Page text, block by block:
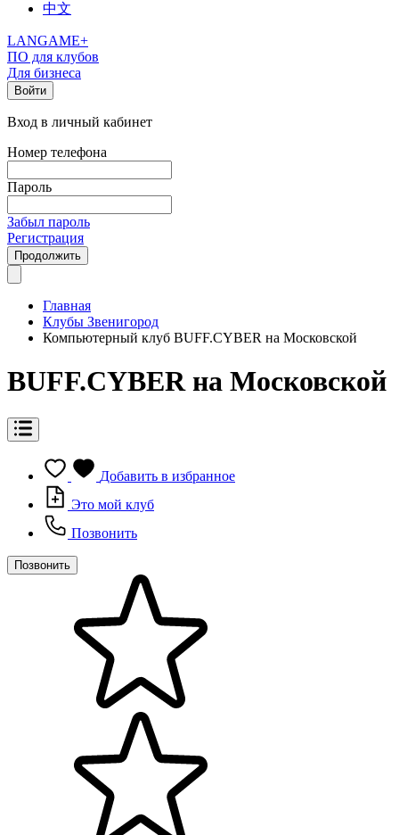
中文
LANGAME+
ПО для клубов
Для бизнеса
Войти
Вход в личный кабинет
Номер телефона
Пароль
Забыл пароль
Регистрация
Продолжить
Главная
Клубы Звенигород
Компьютерный клуб BUFF.CYBER на Московской
BUFF.CYBER на Московской
Добавить в избранное
Это мой клуб
Позвонить
Позвонить